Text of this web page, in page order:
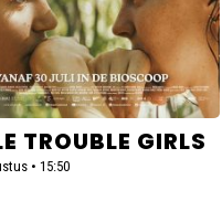
TROUBLE GIRLS
• 15:50